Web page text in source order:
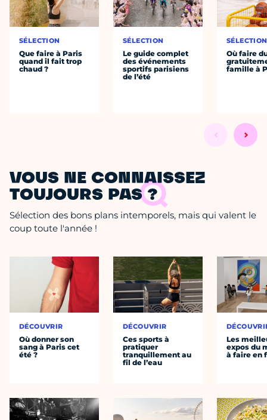
SÉLECTION
Que faire à Paris
quand il fait trop
chaud ?
SÉLECTION
Le guide complet
des événements
sportifs parisiens
de l’été
SÉLECTION
Où faire
famille à
VOUS NE CONNAISSEZ
TOUJOURS PAS ?
Sélection des bons plans intemporels, mais qui valent le
coup toute l'année !
DÉCOUVRIR
Où donner son
sang à Paris cet
été ?
DÉCOUVRIR
Ces sports à
pratiquer
tranquillement au
fil de l’eau
Les
expos du
à faire en